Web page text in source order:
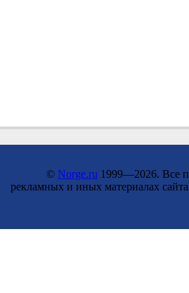
© Norge.ru 1999—2026. Все
рекламных и иных материалах